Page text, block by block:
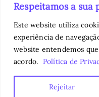
Respeitamos a sua
Este website utiliza
experiência de
website entendemos
acordo. Política de
Rejeitar
Copyright © 2016 - 2026
reservados.
É proibida a reprodução,
autorização prévia da